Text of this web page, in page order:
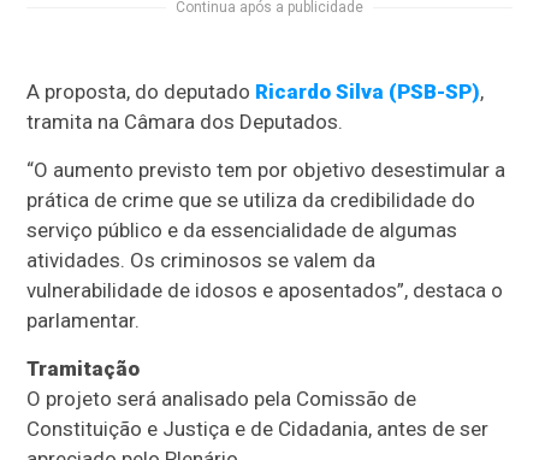
Continua após a publicidade
A proposta, do deputado Ricardo Silva (PSB-SP),
tramita na Câmara dos Deputados.
“O aumento previsto tem por objetivo desestimular a
prática de crime que se utiliza da credibilidade do
serviço público e da essencialidade de algumas
atividades. Os criminosos se valem da
vulnerabilidade de idosos e aposentados”, destaca o
parlamentar.
Tramitação
O projeto será analisado pela Comissão de
Constituição e Justiça e de Cidadania, antes de ser